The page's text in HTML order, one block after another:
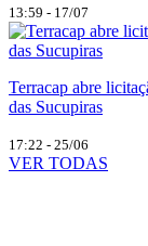
13:59 - 17/07
Terracap abre
das Sucupiras
17:22 - 25/06
VER TODAS